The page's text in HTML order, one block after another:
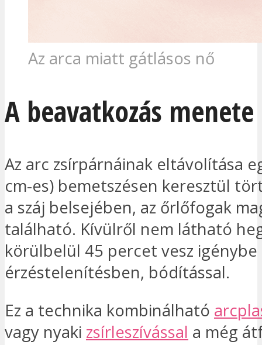
Az arca miatt gátlásos nő
A beavatkozás menete
Az arc zsírpárnáinak eltávolítása
cm-es) bemetszésen keresztül
a száj belsejében, az őrlőfogak
található. Kívülről nem látható
körülbelül 45 percet vesz igénybe
érzéstelenítésben, bódítással.
Ez a technika kombinálható
vagy nyaki zsírleszívással a még